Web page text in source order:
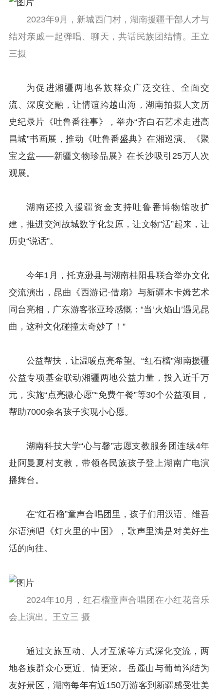
2023年9月，新城西门村，湖南援疆干部人才与
结对亲戚一起弹唱、聊天，共话民族团结情。王立
三摄
为促进湘疆两地各族群众广泛交往、全面交
流、深度交融，让情谊跨越山海，湖南拍摄人文历
史纪录片《吐鲁番往事》，举办“齐白石艺术走进高
昌城”书画展，推动《吐鲁番盛典》在湘巡演、《聚
宝之盆——新疆文物珍品展》在长沙吸引25万人次
观展。
湖南还投入援疆资金支持吐鲁番博物馆改扩
建，推进交河故城数字化复原，让文物“活”起来，让
历史“说话”。
今年1月，托克逊县与湖南桂阳县联合举办文化
交流演出，昆曲《西游记·借扇》与新疆木卡姆艺术
同台亮相，广东游客张亚玲感慨：“当‘火焰山’遇见昆
曲，这种文化碰撞太奇妙了！”
公益帮扶，让温暖点亮希望。“红石榴”湖南援疆
公益专项基金联动湘疆两地公益力量，投入近千万
元，实施“点亮微心愿”“免费午餐”等30个公益项目，
帮助7000余名孩子实现小心愿。
湖南科技大学“心与馨”志愿支教服务团连续4年
赴阿曼夏村支教，带领各民族孩子登上湖南广电演
播舞台。
在“红石榴”童声合唱团里，孩子们用汉语、维吾
尔语演唱《灯火里的中国》，歌声里满是对美好生
活的向往。
2024年10月，红石榴童声合唱团在小红花音乐
会上演出。王立三 摄
通过文旅互动、人才互派等方式深化交流，两
地各族群众心更近、情更浓。岳麓山与葡萄沟结为
友好景区，湖南每年有近150万游客到新疆感受壮美